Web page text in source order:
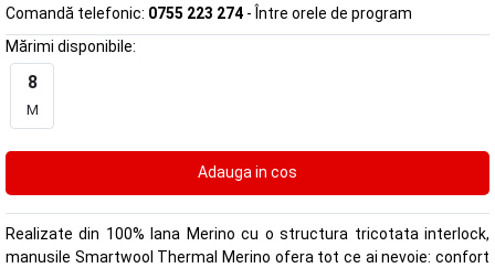
Comandă telefonic: 0755 223 274 - Între orele de program
Mărimi disponibile:
8
M
Realizate din 100% lana Merino cu o structura tricotata interlock,
manusile Smartwool Thermal Merino ofera tot ce ai nevoie: confort